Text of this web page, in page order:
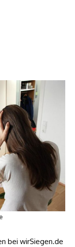
bei wirSiegen.de